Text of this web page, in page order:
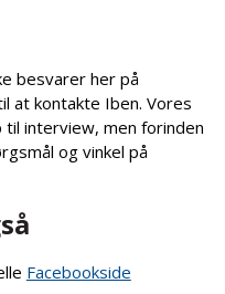
besvarer her på
at kontakte Iben. Vores
interview, men forinden
og vinkel på
Facebookside